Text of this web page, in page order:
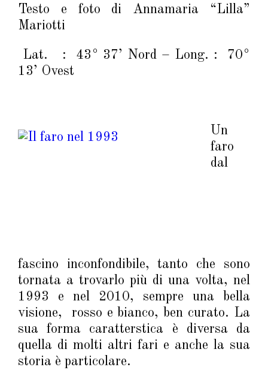
Testo e foto di Annamaria “Lilla”
Mariotti
Lat. : 43° 37’ Nord – Long. : 70°
13’ Ovest
Un
faro
dal
fascino inconfondibile, tanto che sono
tornata a trovarlo più di una volta, nel
1993 e nel 2010, sempre una bella
visione, rosso e bianco, ben curato. La
sua forma caratterstica è diversa da
quella di molti altri fari e anche la sua
storia è particolare.